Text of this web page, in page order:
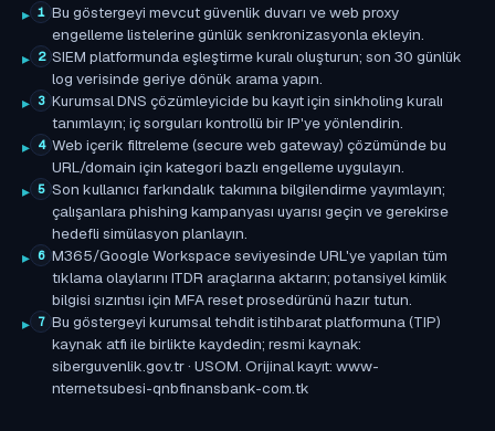
1 Bu göstergeyi mevcut güvenlik duvarı ve web proxy
engelleme listelerine günlük senkronizasyonla ekleyin.
2 SIEM platformunda eşleştirme kuralı oluşturun; son 30 günlük
log verisinde geriye dönük arama yapın.
3 Kurumsal DNS çözümleyicide bu kayıt için sinkholing kuralı
tanımlayın; iç sorguları kontrollü bir IP'ye yönlendirin.
4 Web içerik filtreleme (secure web gateway) çözümünde bu
URL/domain için kategori bazlı engelleme uygulayın.
5 Son kullanıcı farkındalık takımına bilgilendirme yayımlayın;
çalışanlara phishing kampanyası uyarısı geçin ve gerekirse
hedefli simülasyon planlayın.
6 M365/Google Workspace seviyesinde URL'ye yapılan tüm
tıklama olaylarını ITDR araçlarına aktarın; potansiyel kimlik
bilgisi sızıntısı için MFA reset prosedürünü hazır tutun.
7 Bu göstergeyi kurumsal tehdit istihbarat platformuna (TIP)
kaynak atfı ile birlikte kaydedin; resmi kaynak:
siberguvenlik.gov.tr · USOM. Orijinal kayıt: www-
nternetsubesi-qnbfinansbank-com.tk